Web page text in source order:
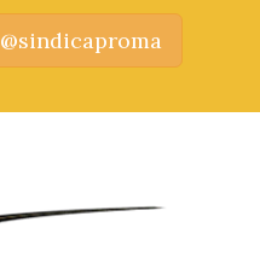
@sindicaproma